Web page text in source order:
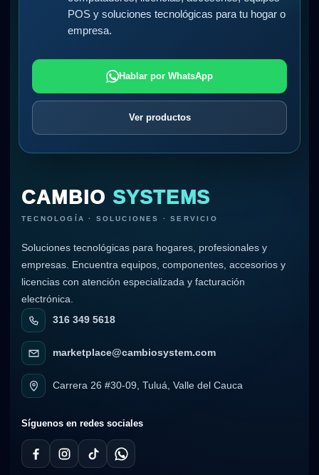
POS y soluciones tecnológicas para tu hogar o
empresa.
Hablar por WhatsApp
Ver productos
CAMBIO SYSTEMS
TECNOLOGÍA · SOLUCIONES · SERVICIO
Soluciones tecnológicas para hogares, profesionales y
empresas. Encuentra equipos, componentes, accesorios y
licencias con atención especializada y facturación
electrónica.
316 349 5618
marketplace@cambiosystem.com
Carrera 26 #30-09, Tuluá, Valle del Cauca
Síguenos en redes sociales